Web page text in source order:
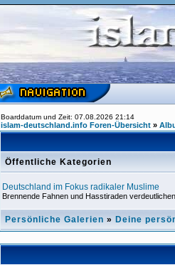
Boarddatum und Zeit: 07.08.2026 21:14
islam-deutschland.info Foren-Übersicht »
Öffentliche Kategorien
Deutschland im Fokus radikaler Muslime
Brennende Fahnen und Hasstiraden
Persönliche Galerien » Deine